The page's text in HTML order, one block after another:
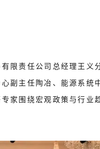
限责任公司总经理王义
副主任陶冶、能源系统
家围绕宏观政策与行业